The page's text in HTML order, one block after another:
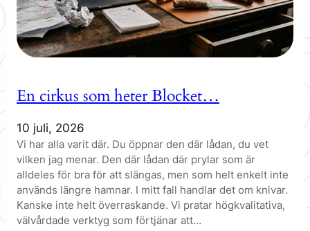
En cirkus som heter Blocket…
10 juli, 2026
Vi har alla varit där. Du öppnar den där lådan, du vet
vilken jag menar. Den där lådan där prylar som är
alldeles för bra för att slängas, men som helt enkelt inte
används längre hamnar. I mitt fall handlar det om knivar.
Kanske inte helt överraskande. Vi pratar högkvalitativa,
välvårdade verktyg som förtjänar att…